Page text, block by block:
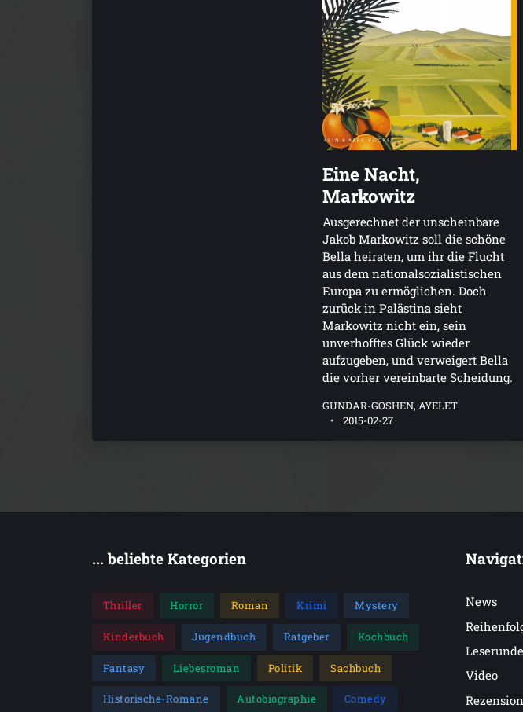
Eine Nacht,
Markowitz
Ausgerechnet der unscheinbare
Jakob Markowitz soll die schöne
Bella heiraten, um ihr die Flucht
aus dem nationalsozialistischen
Europa zu ermöglichen. Doch
zurück in Palästina sieht
Markowitz nicht ein, sein
unverhofftes Glück wieder
aufzugeben, und verweigert Bella
die vorher vereinbarte Scheidung.
GUNDAR-GOSHEN, AYELET
2015-02-27
... beliebte Kategorien
Thriller Horror Roman Krimi Mystery
Kinderbuch Jugendbuch Ratgeber Kochbuch
Fantasy Liebesroman Politik Sachbuch
Historische-Romane Autobiographie Comedy
News
Video